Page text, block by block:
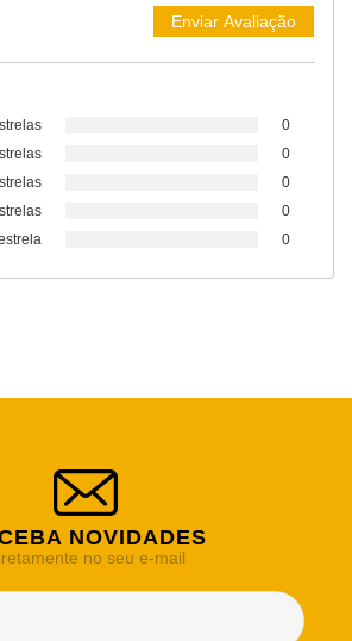
0
0
0
0
0
NOVIDADES
no seu e-mail